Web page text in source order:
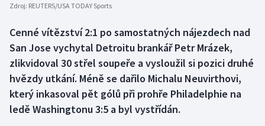
Box
Curling
Dostihy
Zdroj: REUTERS/USA TODAY Sports
Cenné vítězství 2:1 po samostatných nájezdech nad
San Jose vychytal Detroitu brankář Petr Mrázek,
zlikvidoval 30 střel soupeře a vysloužil si pozici druhé
hvězdy utkání. Méně se dařilo Michalu Neuvirthovi,
který inkasoval pět gólů při prohře Philadelphie na
ledě Washingtonu 3:5 a byl vystřídán.